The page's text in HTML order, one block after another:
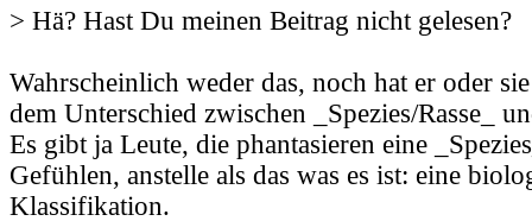
> Hä? Hast Du meinen Beitrag nicht gelesen?
Wahrscheinlich weder das, noch hat er oder
dem Unterschied zwischen _Spezies/Rasse_
Es gibt ja Leute, die phantasieren eine
Gefühlen, anstelle als das was es ist: eine
Klassifikation.